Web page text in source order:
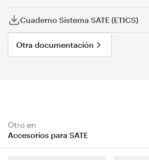
Cuaderno Sistema SATE (ETICS)
Otra documentación
Otro en
Accesorios para SATE